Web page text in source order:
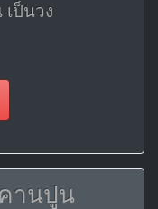
ป็นวง
านปูน